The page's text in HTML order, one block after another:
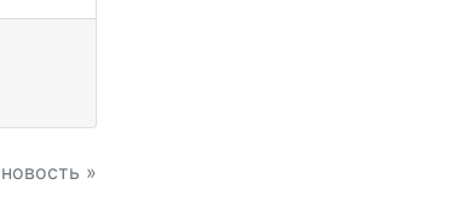
»